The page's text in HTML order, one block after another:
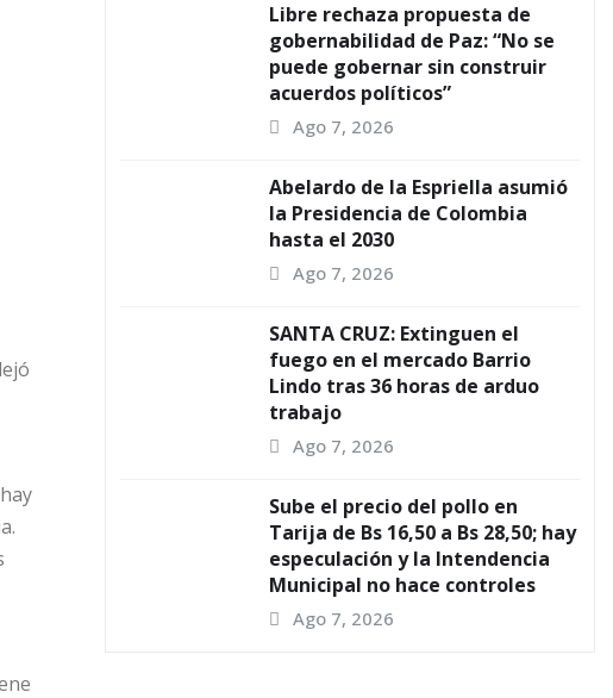
Libre rechaza propuesta de
gobernabilidad de Paz: “No se
puede gobernar sin construir
acuerdos políticos”
Ago 7, 2026
Abelardo de la Espriella asumió
la Presidencia de Colombia
hasta el 2030
Ago 7, 2026
SANTA CRUZ: Extinguen el
fuego en el mercado Barrio
Lindo tras 36 horas de arduo
trabajo
Ago 7, 2026
Sube el precio del pollo en
Tarija de Bs 16,50 a Bs 28,50; hay
especulación y la Intendencia
Municipal no hace controles
Ago 7, 2026